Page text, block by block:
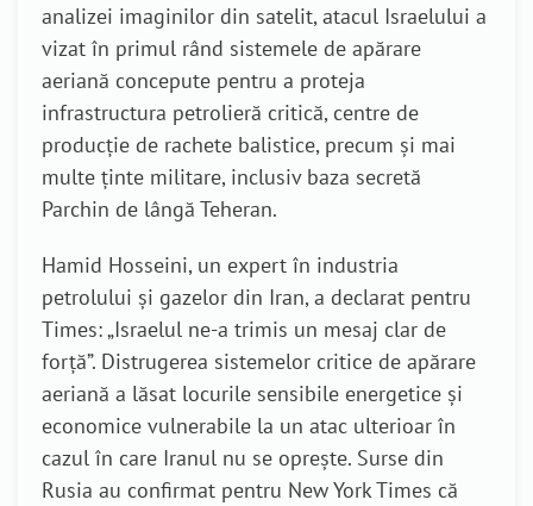
analizei imaginilor din satelit, atacul Israelului a
vizat în primul rând sistemele de apărare
aeriană concepute pentru a proteja
infrastructura petrolieră critică, centre de
producție de rachete balistice, precum și mai
multe ținte militare, inclusiv baza secretă
Parchin de lângă Teheran.
Hamid Hosseini, un expert în industria
petrolului și gazelor din Iran, a declarat pentru
Times: „Israelul ne-a trimis un mesaj clar de
forță”. Distrugerea sistemelor critice de apărare
aeriană a lăsat locurile sensibile energetice și
economice vulnerabile la un atac ulterioar în
cazul în care Iranul nu se oprește. Surse din
Rusia au confirmat pentru New York Times că